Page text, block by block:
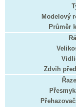
Modelový
Průměr
Zdvih